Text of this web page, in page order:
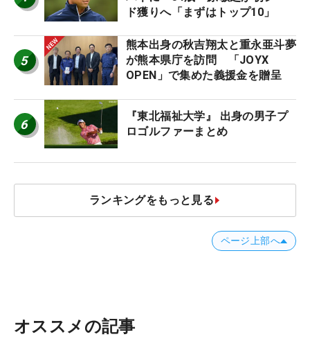
ド獲りへ「まずはトップ10」
5
熊本出身の秋吉翔太と重永亜斗夢
が熊本県庁を訪問 「JOYX
OPEN」で集めた義援金を贈呈
6
『東北福祉大学』 出身の男子プ
ロゴルファーまとめ
ランキングをもっと見る
ページ上部へ
オススメの記事